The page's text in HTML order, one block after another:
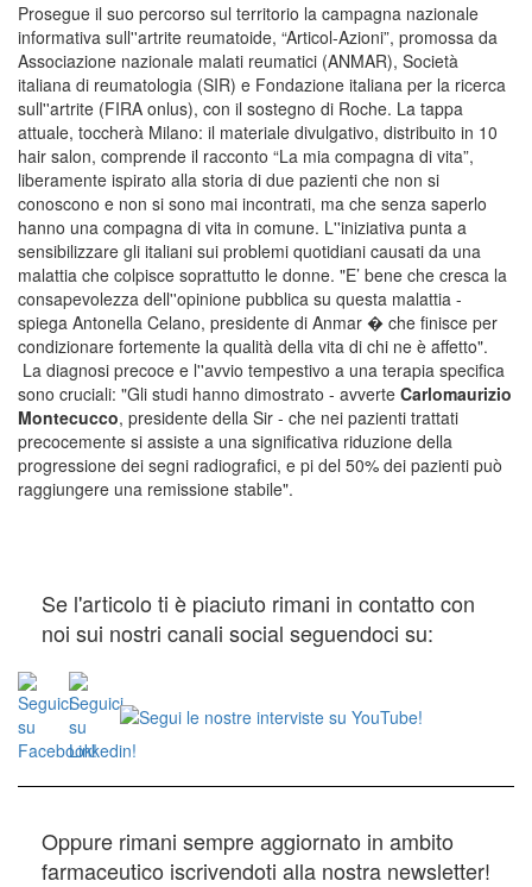
Prosegue il suo percorso sul territorio la campagna nazionale
informativa sull''artrite reumatoide, “Articol-Azioni”, promossa da
Associazione nazionale malati reumatici (ANMAR), Società
italiana di reumatologia (SIR) e Fondazione italiana per la ricerca
sull''artrite (FIRA onlus), con il sostegno di Roche. La tappa
attuale, toccherà Milano: il materiale divulgativo, distribuito in 10
hair salon, comprende il racconto “La mia compagna di vita”,
liberamente ispirato alla storia di due pazienti che non si
conoscono e non si sono mai incontrati, ma che senza saperlo
hanno una compagna di vita in comune. L''iniziativa punta a
sensibilizzare gli italiani sui problemi quotidiani causati da una
malattia che colpisce soprattutto le donne. "E’ bene che cresca la
consapevolezza dell''opinione pubblica su questa malattia -
spiega Antonella Celano, presidente di Anmar � che finisce per
condizionare fortemente la qualità della vita di chi ne è affetto".
La diagnosi precoce e l''avvio tempestivo a una terapia specifica
sono cruciali: "Gli studi hanno dimostrato - avverte Carlomaurizio
Montecucco, presidente della Sir - che nei pazienti trattati
precocemente si assiste a una significativa riduzione della
progressione dei segni radiografici, e pi del 50% dei pazienti può
raggiungere una remissione stabile".
Se l'articolo ti è piaciuto rimani in contatto con
noi sui nostri canali social seguendoci su:
Oppure rimani sempre aggiornato in ambito
farmaceutico iscrivendoti alla nostra newsletter!